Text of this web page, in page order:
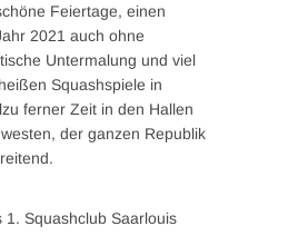
Feiertage, einen
2021 auch ohne
Untermalung und viel
Squashspiele in
ferner Zeit in den Hallen
der ganzen Republik
1. Squashclub Saarlouis